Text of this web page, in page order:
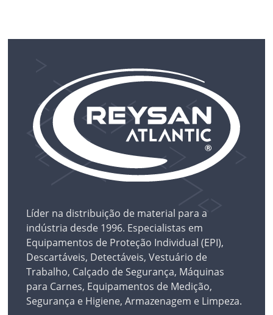
Líder na distribuição de material para a
indústria desde 1996. Especialistas em
Equipamentos de Proteção Individual (EPI),
Descartáveis, Detectáveis, Vestuário de
Trabalho, Calçado de Segurança, Máquinas
para Carnes, Equipamentos de Medição,
Segurança e Higiene, Armazenagem e Limpeza.